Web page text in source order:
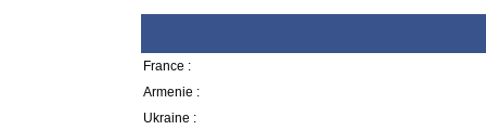
France :
Armenie :
Ukraine :